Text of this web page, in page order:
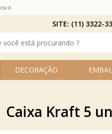
DECORAÇÃO
SITE: (11) 3322-
Caixa Kraft 5